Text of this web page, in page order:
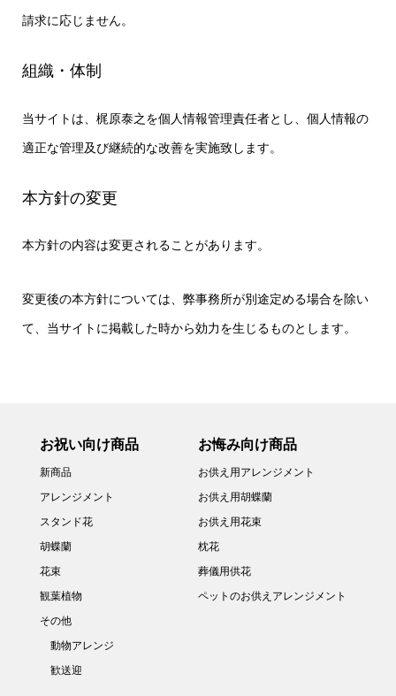
請求に応じません。
組織・体制
当サイトは、梶原泰之を個人情報管理責任者とし、個人情報の
適正な管理及び継続的な改善を実施致します。
本方針の変更
本方針の内容は変更されることがあります。
変更後の本方針については、弊事務所が別途定める場合を除い
て、当サイトに掲載した時から効力を生じるものとします。
お祝い向け商品
新商品
アレンジメント
スタンド花
胡蝶蘭
花束
観葉植物
その他
動物アレンジ
歓送迎
お悔み向け商品
お供え用アレンジメント
お供え用胡蝶蘭
お供え用花束
枕花
葬儀用供花
ペットのお供えアレンジメント